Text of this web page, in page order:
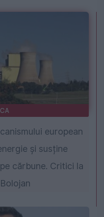
european
și susține
cărbune. Critici la